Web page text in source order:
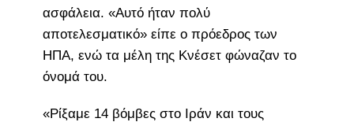
ασφάλεια. «Αυτό ήταν πολύ
αποτελεσματικό» είπε ο πρόεδρος των
ΗΠΑ, ενώ τα μέλη της Κνέσετ φώναζαν το
όνομά του.
«Ρίξαμε 14 βόμβες στο Ιράν και τους